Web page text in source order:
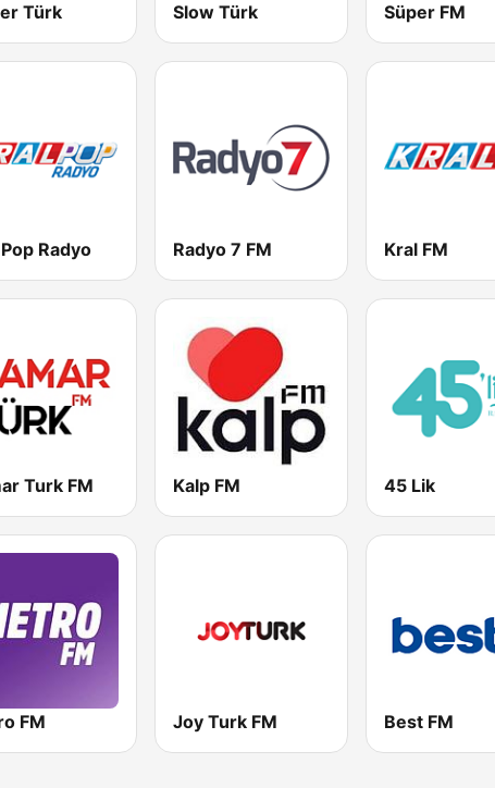
Türk Slow Türk Süper FM
Radyo Radyo 7 FM Kral FM
Turk FM Kalp FM 45 Lik
FM Joy Turk FM Best FM